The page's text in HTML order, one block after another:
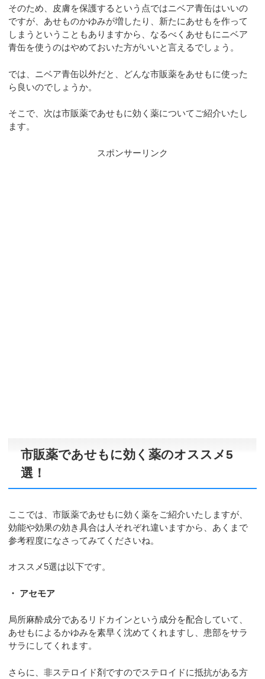
そのため、皮膚を保護するという点ではニベア青缶はいいの
ですが、あせものかゆみが増したり、新たにあせもを作って
しまうということもありますから、なるべくあせもにニベア
青缶を使うのはやめておいた方がいいと言えるでしょう。
では、ニベア青缶以外だと、どんな市販薬をあせもに使った
ら良いのでしょうか。
そこで、次は市販薬であせもに効く薬についてご紹介いたし
ます。
スポンサーリンク
市販薬であせもに効く薬のオススメ5
選！
ここでは、市販薬であせもに効く薬をご紹介いたしますが、
効能や効果の効き具合は人それぞれ違いますから、あくまで
参考程度になさってみてくださいね。
オススメ5選は以下です。
・ アセモア
局所麻酔成分であるリドカインという成分を配合していて、
あせもによるかゆみを素早く沈めてくれますし、患部をサラ
サラにしてくれます。
さらに、非ステロイド剤ですのでステロイドに抵抗がある方